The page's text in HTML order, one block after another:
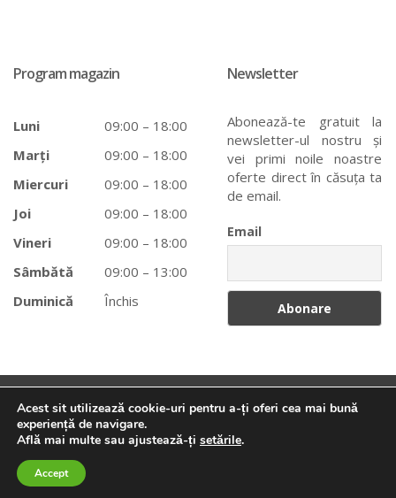
Program magazin
Luni
09:00 – 18:00
Marți
09:00 – 18:00
Miercuri
09:00 – 18:00
Joi
09:00 – 18:00
Vineri
09:00 – 18:00
Sâmbătă
09:00 – 13:00
Duminică
Închis
Newsletter
Abonează-te gratuit la
newsletter-ul nostru și
vei primi noile noastre
oferte direct în căsuța ta
de email.
Email
Tehnico-Medicale Braşov© 2025 creat deTaifun. Toate
Acest sit utilizează cookie-uri pentru a-ți oferi cea mai bună
experiență de navigare.
Află mai multe sau ajustează-ți setările.
Accept